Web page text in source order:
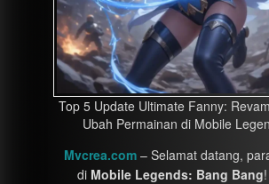
Top 5 Update Ultimate Fanny:
Ubah Permainan di Mobile
Mvcrea.com – Selamat datang,
di Mobile Legends: Bang Bang